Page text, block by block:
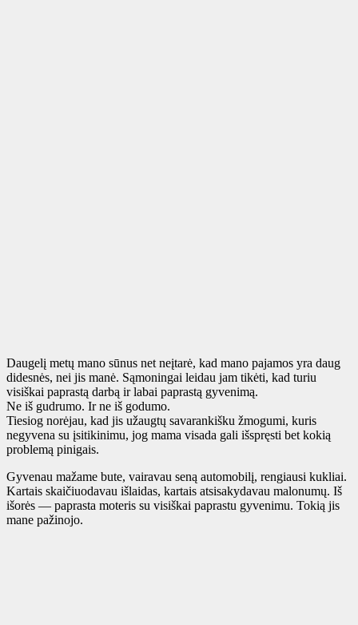
Daugelį metų mano sūnus net neįtarė, kad mano pajamos yra daug
didesnės, nei jis manė. Sąmoningai leidau jam tikėti, kad turiu
visiškai paprastą darbą ir labai paprastą gyvenimą.
Ne iš gudrumo. Ir ne iš godumo.
Tiesiog norėjau, kad jis užaugtų savarankišku žmogumi, kuris
negyvena su įsitikinimu, jog mama visada gali išspręsti bet kokią
problemą pinigais.
Gyvenau mažame bute, vairavau seną automobilį, rengiausi kukliai.
Kartais skaičiuodavau išlaidas, kartais atsisakydavau malonumų. Iš
išorės — paprasta moteris su visiškai paprastu gyvenimu. Tokią jis
mane pažinojo.